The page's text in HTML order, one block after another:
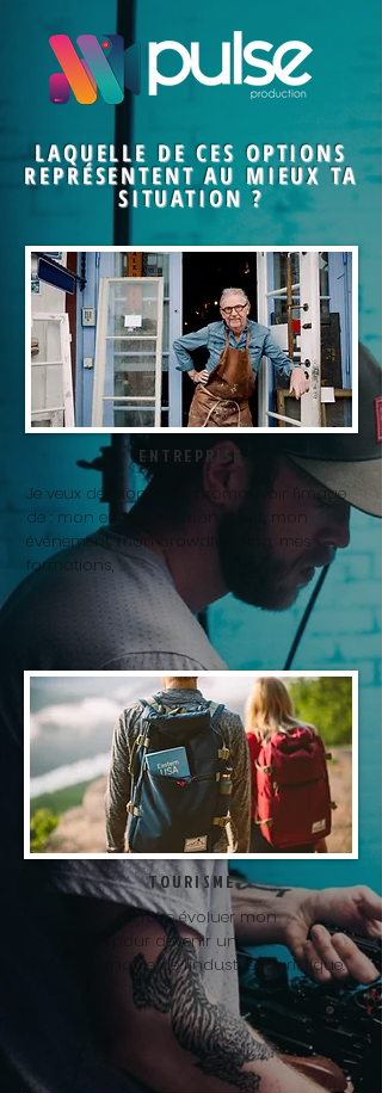
LAQUELLE DE CES OPTIONS
REPRÉSENTENT AU MIEUX TA
SITUATION ?
Je veux développer et promouvoir l'image
de : mon entreprise, mon sport, mon
événement, mon crowdfunding, mes
formations, ...
ENTREPRISE
J'ai besoin de faire évoluer mon
entreprise pour devenir un
incontournable de l'industrie touristique.
TOURISME